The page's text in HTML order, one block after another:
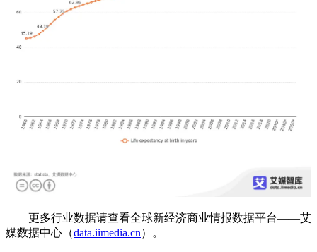
更多行业数据请查看全球新经济商业情报数据平台——艾
媒数据中心（data.iimedia.cn）。